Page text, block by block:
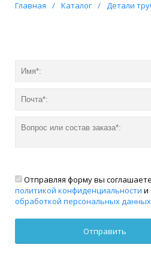
Главная / Каталог / Детали
Отправляя форму вы
политикой конфиденциальности и
обработкой персональных данных